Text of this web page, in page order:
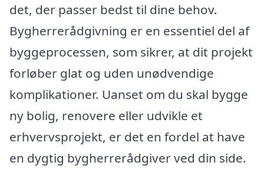
det, der passer bedst til dine behov.
Bygherrerådgivning er en essentiel del af
byggeprocessen, som sikrer, at dit projekt
forløber glat og uden unødvendige
komplikationer. Uanset om du skal bygge
ny bolig, renovere eller udvikle et
erhvervsprojekt, er det en fordel at have
en dygtig bygherrerådgiver ved din side.